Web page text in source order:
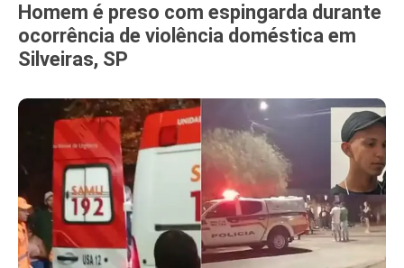
Homem é preso com espingarda durante
ocorrência de violência doméstica em
Silveiras, SP